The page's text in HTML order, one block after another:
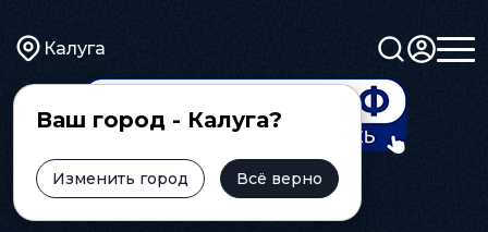
Калуга
Ваш город - Калуга?
Изменить город Всё верно
Главная Афиша